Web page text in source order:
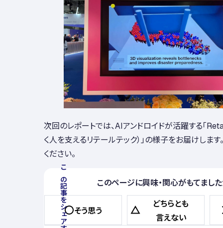
次回のレポートでは、AIアンドロイドが活躍する「
く人を支えるリテールテック）」の様子をお届けしま
ください。
この記事をシェアする このページに興味・関心がもてました
そう思う
どちらとも
言えない